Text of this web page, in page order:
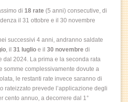
di 18 rate (5 anni) consecutive, di
il 31 ottobre e il 30 novembre
successivi 4 anni, andranno saldate
, il 31 luglio e il 30 novembre di
dal 2024. La prima e la seconda rata
somme complessivamente dovute a
le restanti rate invece saranno di
rateizzato prevede l’applicazione degli
cento annuo, a decorrere dal 1°